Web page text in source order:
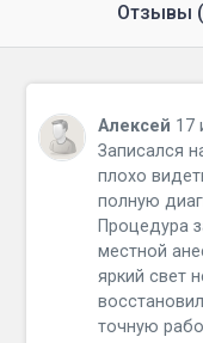
Отзывы
Алексей 17
Записался
плохо
полную
Процедура
местной
яркий свет
точную